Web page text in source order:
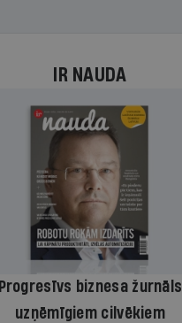
IR NAUDA
Progresīvs biznesa žurnāls
uzņēmīgiem cilvēkiem